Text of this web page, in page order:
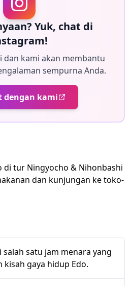
beberapa kasus berasal dari
gang kecil Tokyo dengan
lokal.
dari kue Ningyoyaki
dupa dan seni klasik Jepang
pengalaman yang benar-
dioperasikan oleh perusahaan
berkomitmen untuk
kue Ningyoyaki,
daging sapi Wagyu)
Yuk, chat di
dan kami akan membantu
sempurna Anda.
dengan kami
di tur Ningyocho & Nihonbashi
dan kunjungan ke toko-
salah satu jam menara yang
kisah gaya hidup Edo.